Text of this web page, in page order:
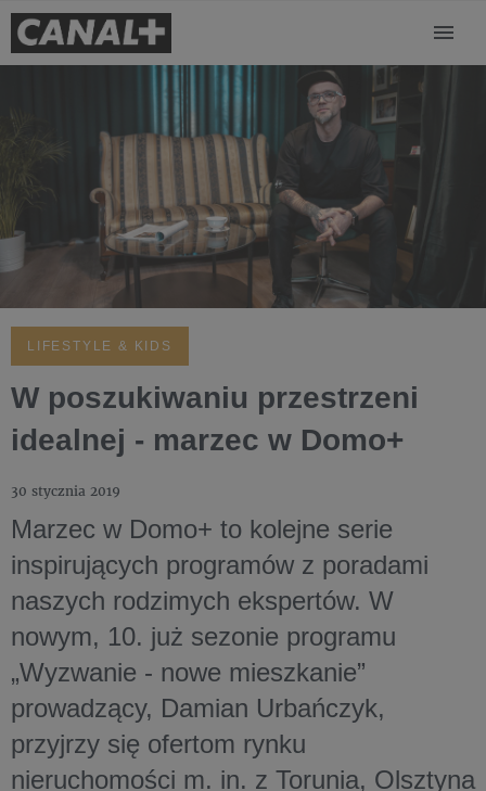
LIFESTYLE & KIDS
W poszukiwaniu przestrzeni
idealnej - marzec w Domo+
30 stycznia 2019
Marzec w Domo+ to kolejne serie
inspirujących programów z poradami
naszych rodzimych ekspertów. W
nowym, 10. już sezonie programu
„Wyzwanie - nowe mieszkanie”
prowadzący, Damian Urbańczyk,
przyjrzy się ofertom rynku
nieruchomości m. in. z Torunia, Olsztyna